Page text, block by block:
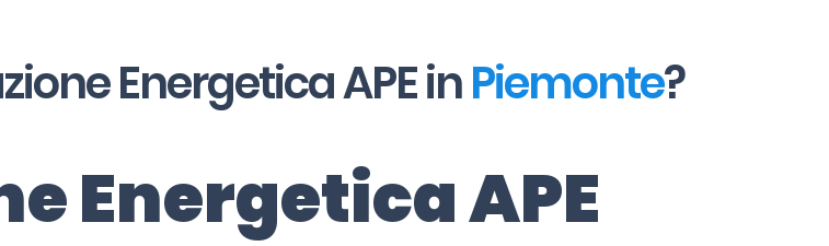
Energetica APE inPiemonte?
Energetica APE